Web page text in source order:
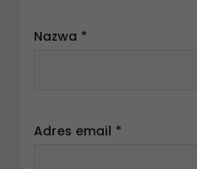
Nazwa *
Adres email *